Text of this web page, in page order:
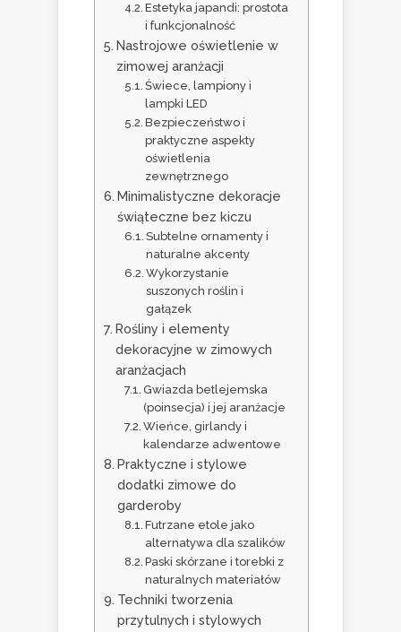
Estetyka japandi: prostota
i funkcjonalność
Nastrojowe oświetlenie w
zimowej aranżacji
Świece, lampiony i
lampki LED
Bezpieczeństwo i
praktyczne aspekty
oświetlenia
zewnętrznego
Minimalistyczne dekoracje
świąteczne bez kiczu
Subtelne ornamenty i
naturalne akcenty
Wykorzystanie
suszonych roślin i
gałązek
Rośliny i elementy
dekoracyjne w zimowych
aranżacjach
Gwiazda betlejemska
(poinsecja) i jej aranżacje
Wieńce, girlandy i
kalendarze adwentowe
Praktyczne i stylowe
dodatki zimowe do
garderoby
Futrzane etole jako
alternatywa dla szalików
Paski skórzane i torebki z
naturalnych materiałów
Techniki tworzenia
przytulnych i stylowych